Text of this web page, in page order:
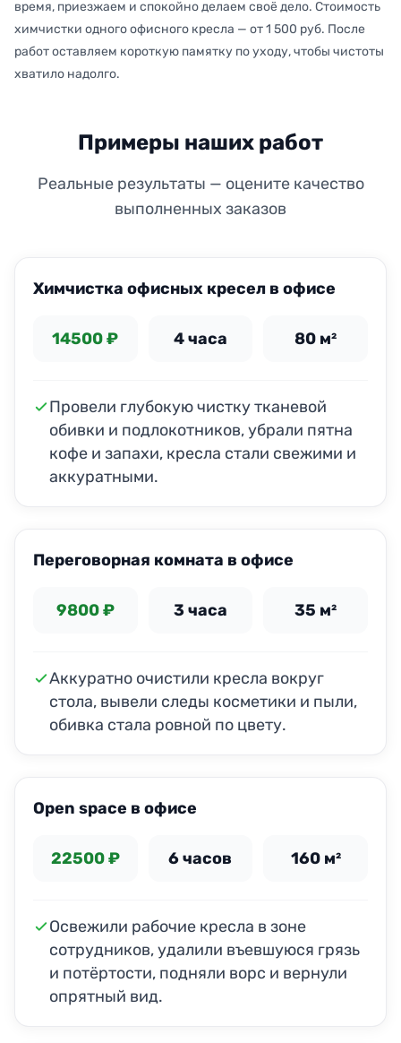
время, приезжаем и спокойно делаем своё дело. Стоимость
химчистки одного офисного кресла — от 1 500 руб. После
работ оставляем короткую памятку по уходу, чтобы чистоты
хватило надолго.
Примеры наших работ
Реальные результаты — оцените качество
выполненных заказов
Химчистка офисных кресел в офисе
14500 ₽ 4 часа 80 м²
Провели глубокую чистку тканевой
обивки и подлокотников, убрали пятна
кофе и запахи, кресла стали свежими и
аккуратными.
Переговорная комната в офисе
9800 ₽ 3 часа 35 м²
Аккуратно очистили кресла вокруг
стола, вывели следы косметики и пыли,
обивка стала ровной по цвету.
Open space в офисе
22500 ₽ 6 часов 160 м²
Освежили рабочие кресла в зоне
сотрудников, удалили въевшуюся грязь
и потёртости, подняли ворс и вернули
опрятный вид.